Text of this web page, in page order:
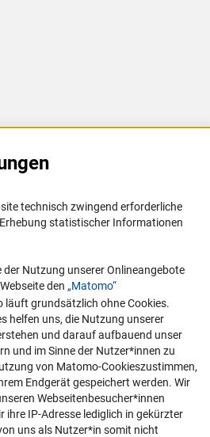
mit Behinderungen
DFG direkt in Ihr Mailpostfach oder
online an.
technisch zwingend erforderliche
statistischer Informationen
Nutzung unserer Onlineangebote
den „Matomo“
Link)
läuft grundsätzlich ohne Cookies.
helfen uns, die Nutzung unserer
und darauf aufbauend unser
und im Sinne der Nutzer*innen zu
von Matomo-Cookieszustimmen,
Endgerät gespeichert werden. Wir
Webseitenbesucher*innen
ihre IP-Adresse lediglich in gekürzter
uns als Nutzer*in somit nicht